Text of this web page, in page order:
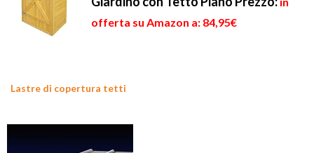
offerta su Amazon a: 84,95€
Lastre di copertura tetti